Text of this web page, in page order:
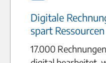
Digitale
spart Ressourcen
17.000